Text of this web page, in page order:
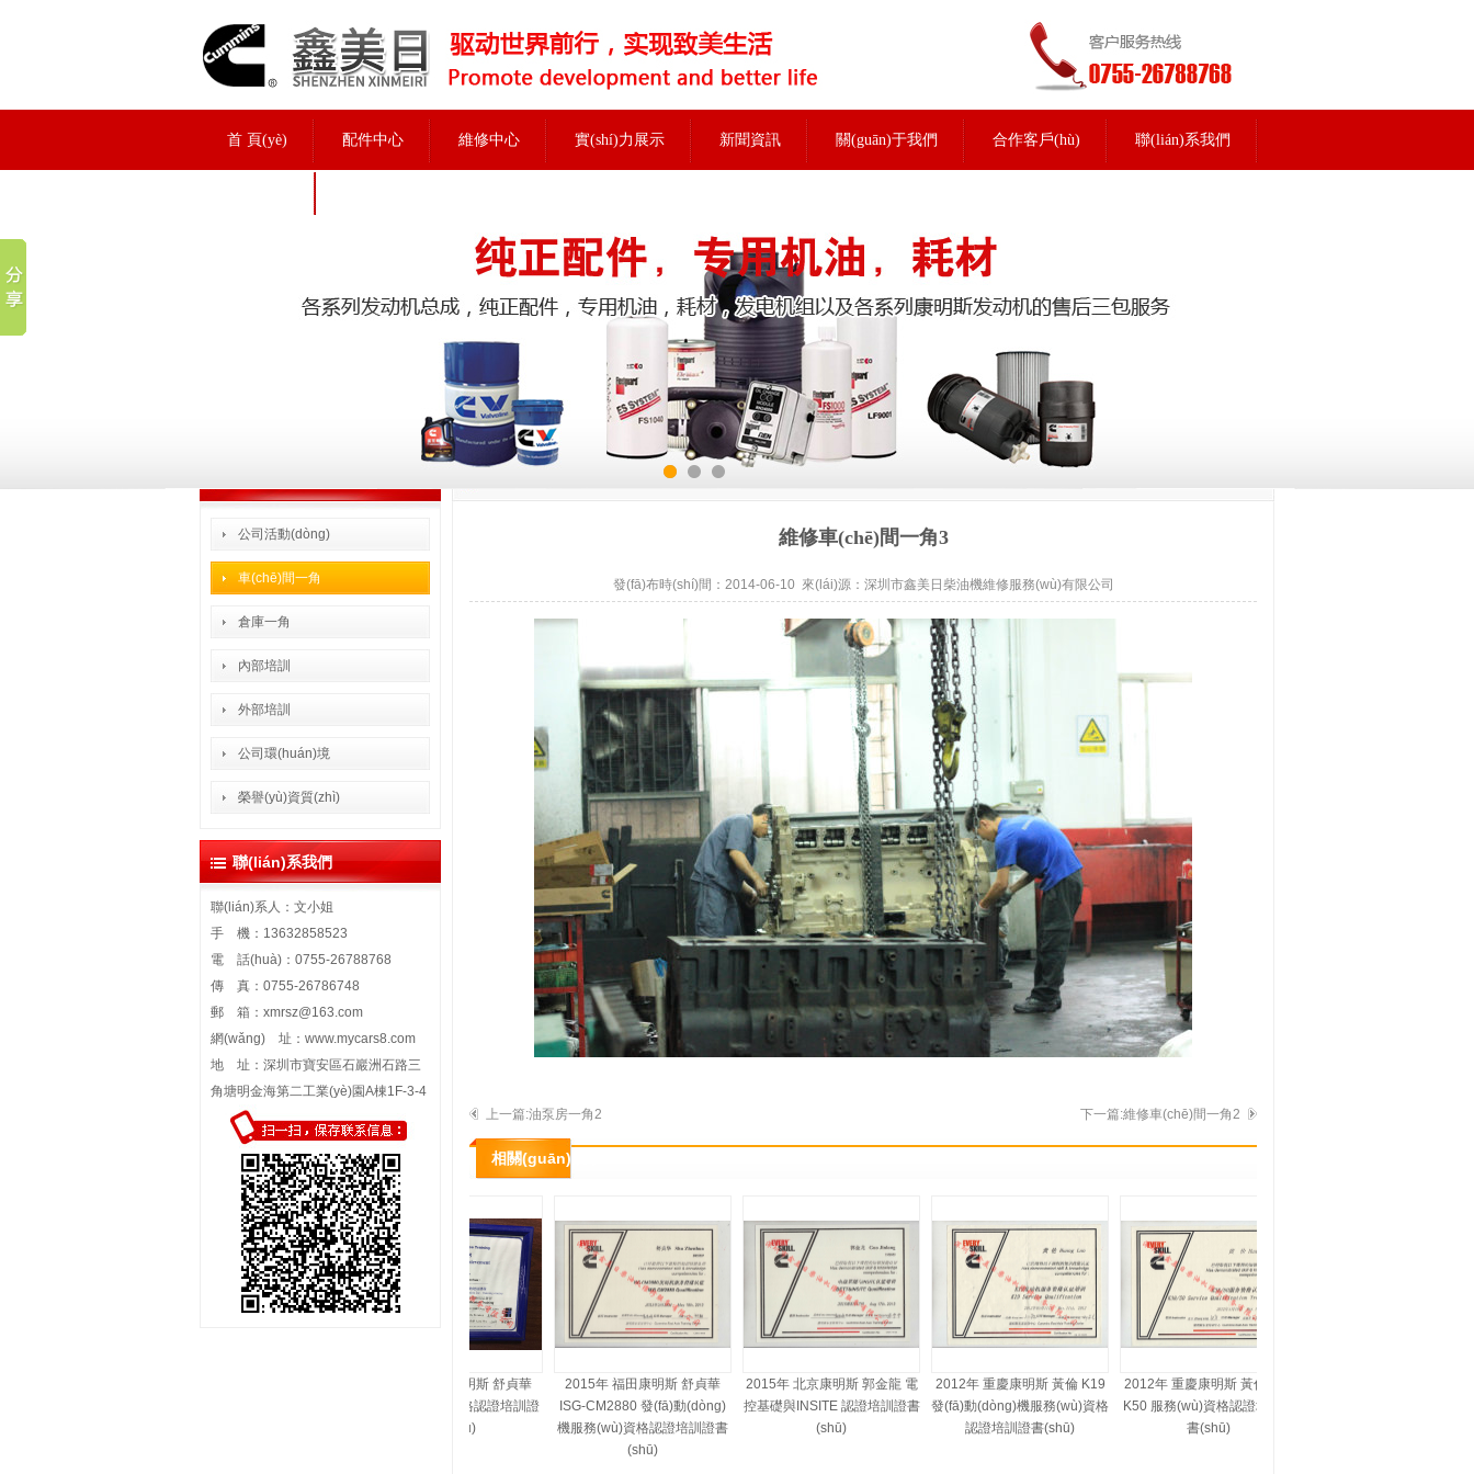
首 頁(yè) 配件中心 維修中心 實(shí)力展示 新聞資訊 關(guān)于我們 合作客戶(hù) 聯(lián)系我們
公司活動(dòng)
車(chē)間一角
倉庫一角
內部培訓
外部培訓
公司環(huán)境
榮譽(yù)資質(zhì)
聯(lián)系我們
聯(lián)系人：文小姐
手 機：13632858523
電 話(huà)：0755-26788768
傳 真：0755-26786748
郵 箱： xmrsz@163.com
網(wǎng) 址： www.mycars8.com
地 址：深圳市寶安區石巖洲石路三
角塘明金海第二工業(yè)園A棟1F-3-4
實(shí)力展示> 車(chē)間一角
維修車(chē)間一角3
發(fā)布時(shí)間：2014-06-10 來(lái)源： 深圳市鑫美日柴油機維修服務(wù)有限公司
上一篇:油泵房一角2 下一篇:維修車(chē)間一角2
相關(guān)展示
2006年 北京康明斯 舒貞華
ISC 服務(wù)資格認證培訓證
2015年 福田康明斯 舒貞華
ISG-CM2880 發(fā)動(dòng)
機服務(wù)資格認證培訓證書
(shū)
2015年 北京康明斯 郭金龍 電
控基礎與INSITE 認證培訓證書
(shū)
2012年 重慶康明斯 黃倫 K19
發(fā)動(dòng)機服務(wù)資格
認證培訓證書(shū)
2012年 重慶康明斯 黃倫 K38
K50 服務(wù)資格認證培訓證
書(shū)